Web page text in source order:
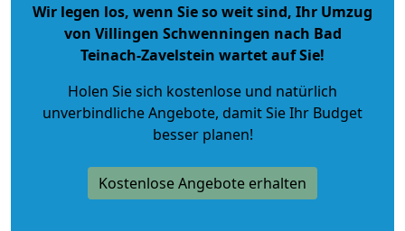
Wir legen los, wenn Sie so weit sind, Ihr Umzug
von Villingen Schwenningen nach Bad
Teinach-Zavelstein wartet auf Sie!
Holen Sie sich kostenlose und natürlich
unverbindliche Angebote, damit Sie Ihr Budget
besser planen!
Kostenlose Angebote erhalten